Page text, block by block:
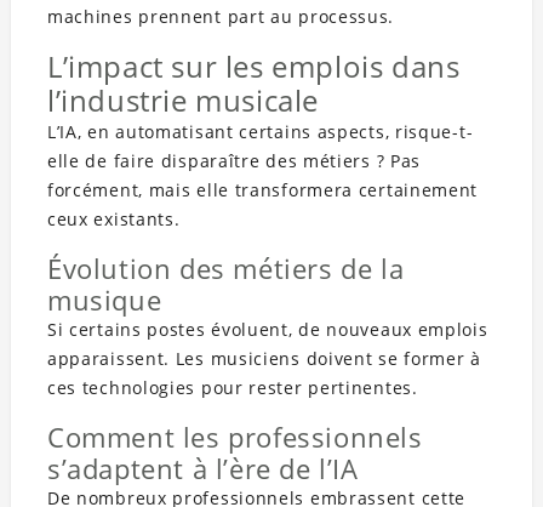
machines prennent part au processus.
L’impact sur les emplois dans
l’industrie musicale
L’IA, en automatisant certains aspects, risque-t-
elle de faire disparaître des métiers ? Pas
forcément, mais elle transformera certainement
ceux existants.
Évolution des métiers de la
musique
Si certains postes évoluent, de nouveaux emplois
apparaissent. Les musiciens doivent se former à
ces technologies pour rester pertinentes.
Comment les professionnels
s’adaptent à l’ère de l’IA
De nombreux professionnels embrassent cette